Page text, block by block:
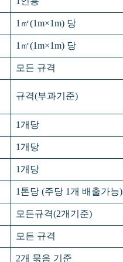
1㎡(1m×1m) 당
1㎡(1m×1m) 당
모든 규격
규격(부과기준)
1개당
1개당
1개당
1톤당 (주당 1개 배출가능)
모든규격(2개기준)
모든 규격
2개 묶음 기준